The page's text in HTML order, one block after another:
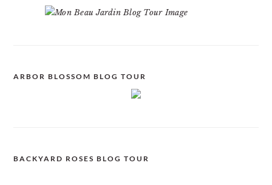
ARBOR BLOSSOM BLOG TOUR
BACKYARD ROSES BLOG TOUR